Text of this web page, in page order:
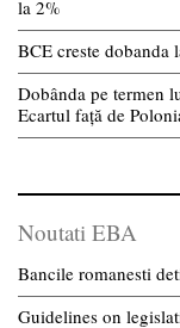
la 2%
BCE creste dobanda
Dobânda pe termen
Ecartul față de
Noutati EBA
Bancile romanesti
Guidelines on